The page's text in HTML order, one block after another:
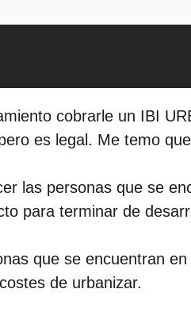
cobrarle un IBI
es legal. Me temo
las personas que se
para terminar de
que se encuentran
de urbanizar.